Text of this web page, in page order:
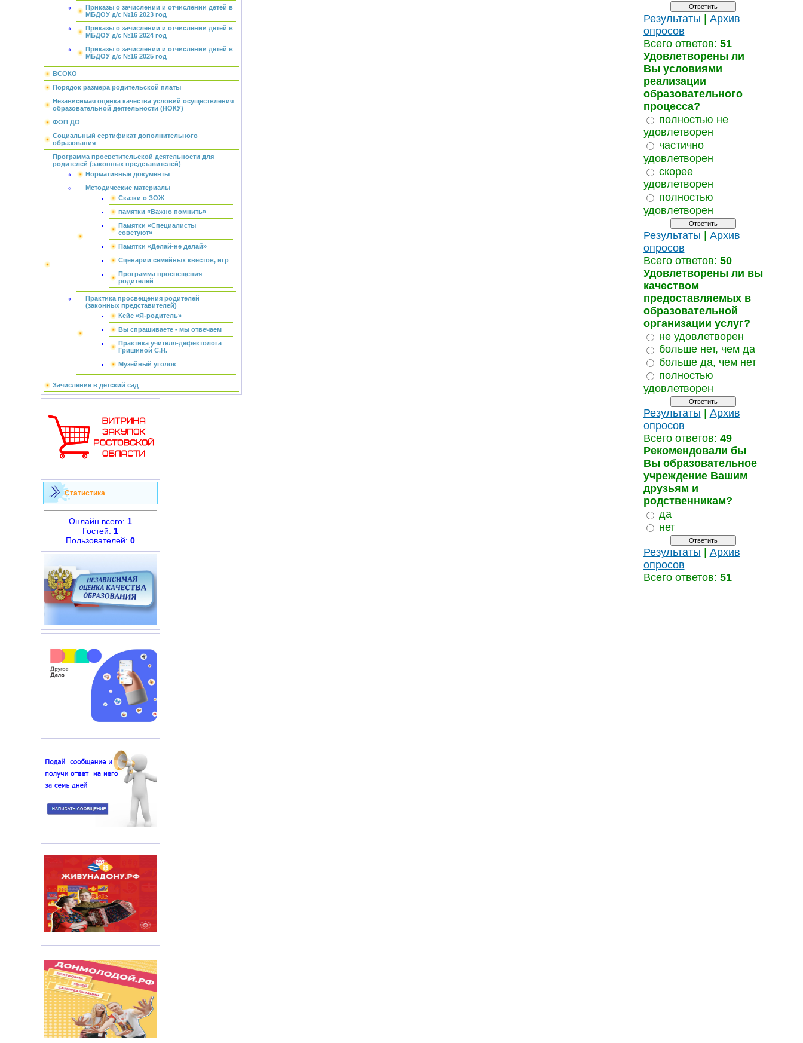
Приказы о зачислении и отчислении детей в
МБДОУ д/с №16 2023 год
Приказы о зачислении и отчислении детей в
МБДОУ д/с №16 2024 год
Приказы о зачислении и отчислении детей в
МБДОУ д/с №16 2025 год
ВСОКО
Порядок размера родительской платы
Независимая оценка качества условий осуществления
образовательной деятельности (НОКУ)
ФОП ДО
Социальный сертификат дополнительного
образования
Программа просветительской деятельности для
родителей (законных представителей)
Нормативные документы
Методические материалы
Сказки о ЗОЖ
памятки «Важно помнить»
Памятки «Специалисты
советуют»
Памятки «Делай-не делай»
Сценарии семейных квестов, игр
Программа просвещения
родителей
Практика просвещения родителей
(законных представителей)
Кейс «Я-родитель»
Вы спрашиваете - мы отвечаем
Практика учителя-дефектолога
Гришиной С.Н.
Музейный уголок
Зачисление в детский сад
Статистика
Онлайн всего: 1
Гостей: 1
Пользователей: 0
Результаты | Архив
опросов
Всего ответов: 51
Удовлетворены ли
Вы условиями
реализации
образовательного
процесса?
полностью не
удовлетворен
частично
удовлетворен
скорее
удовлетворен
полностью
удовлетворен
Результаты | Архив
опросов
Всего ответов: 50
Удовлетворены ли вы
качеством
предоставляемых в
образовательной
организации услуг?
не удовлетворен
больше нет, чем да
больше да, чем нет
полностью
удовлетворен
Результаты
Архив
опросов
Всего ответов: 49
Рекомендовали бы
Вы образовательное
учреждение Вашим
друзьям и
родственникам?
да
нет
Результаты | Архив
опросов
Всего ответов: 51